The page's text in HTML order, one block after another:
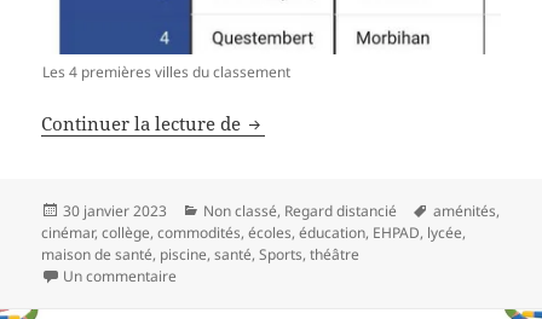
Les 4 premières villes du classement
Continuer la lecture de À Questembert, il fait bon vivre
Publié
le
30 janvier 2023 Catégories
Non classé, Regard distancié
Mots-
clés
aménités,
cinémar,collège,commodités,écoles,éducation, EHPAD, lycée,
maison de santé, piscine,santé,Sports,théâtre
Un commentaire